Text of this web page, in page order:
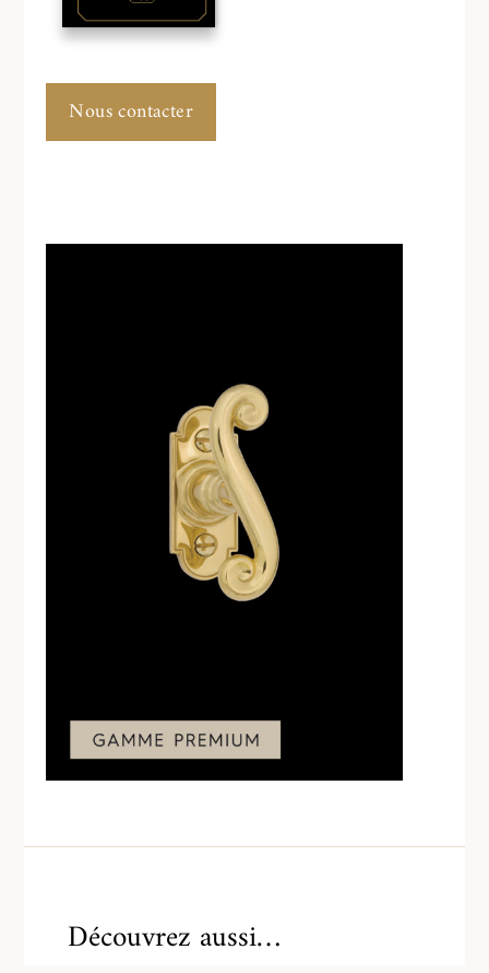
Nous contacter
Découvrez aussi…